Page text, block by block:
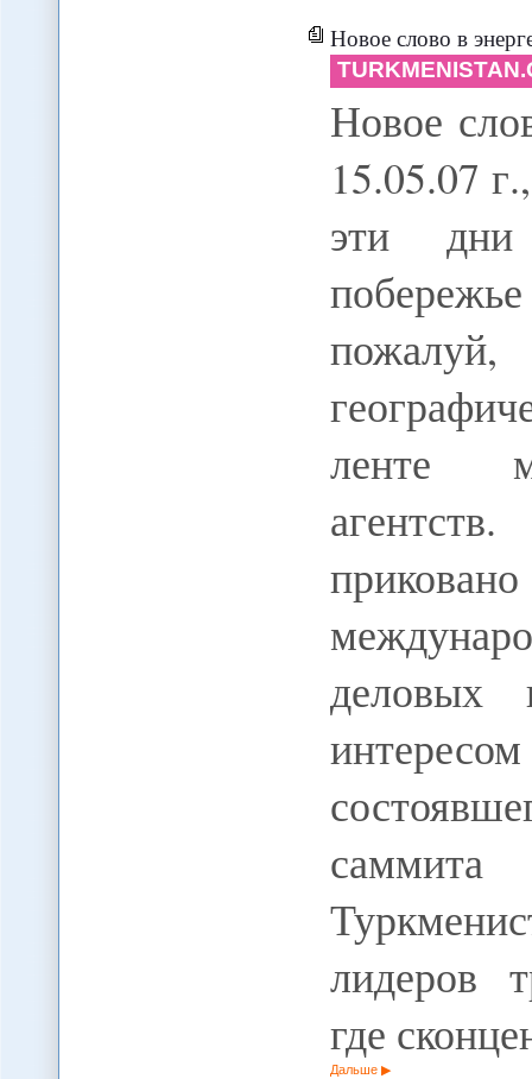
Новое слово в
Новое
15.05.07
эти
ленте
деловых
саммита
лидеров
где
Дальше